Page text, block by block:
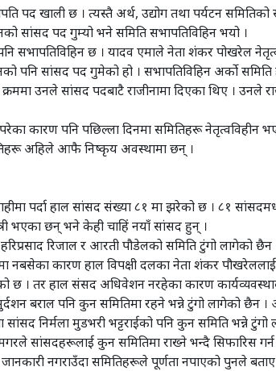
पद खाली छ । त्यस्तै अर्थ, उद्योग तथा पर्यटन
सांसद पद गुम्यो भने समिति सभापतिविहिन भयो ।
सभापतिविहिन छ । यादव एमाले नेता शंकर पोखरेल
पनि सांसद पद गुमेको हो । सभापतिविहिन अर्को
उनले सांसद पदबाटै राजीनामा दिएका थिए । उनले
कारण पनि पछिल्ला दिनमा समितिहरू नेतृत्वविहीन
अहिले आफै निष्कृय अवस्थामा छन् ।
पर्दा हाल सांसद संख्या ८१ मा झरेको छ । ८१
भएका छन् भने केही चाहिं नयाँ सांसद हुन् ।
रिजाल र आरती पौडेलको समिति टुंगो लागेको
कारण हाल विपक्षी दलका नेता शंकर पौखरेललाई
छ । तर हाल संसद अधिवेशन नरहेका कारण
बराल पनि कुन समितिमा रहने भन्ने टुंगो लागेको छैन
निर्मला मुडभरी भट्टराईको पनि कुन समिति भन्ने
सांसदहरूलाई कुन समितिमा राख्ने भन्दै सिफारिस
नगराउँदा समितिहरूले पूर्णता नपाएको पुनले